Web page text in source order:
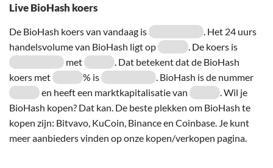
Live BioHash koers
De BioHash koers van vandaag is
. Het 24 uurs
handelsvolume van BioHash ligt op
. De koers is
met
. Dat betekent dat de BioHash
koers met
% is
. BioHash is de nummer
en heeft een marktkapitalisatie van
. Wil je
BioHash kopen? Dat kan. De beste plekken om BioHash te
kopen zijn: Bitvavo, KuCoin, Binance en Coinbase. Je kunt
meer aanbieders vinden op onze kopen/verkopen pagina.